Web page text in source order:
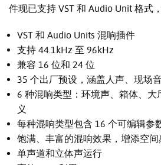
件现已支持 VST 和 Audio Unit 格式
VST 和 Audio Units 混响插件
支持 44.1kHz 至 96kHz
兼容 16 位和 24 位
35 个出厂预设，涵盖人声、现场
6 种混响类型：环境声、箱体、大
义
每种混响类型包含 16 个可编辑参
饱满、丰富的混响效果，增添空
单声道和立体声运行